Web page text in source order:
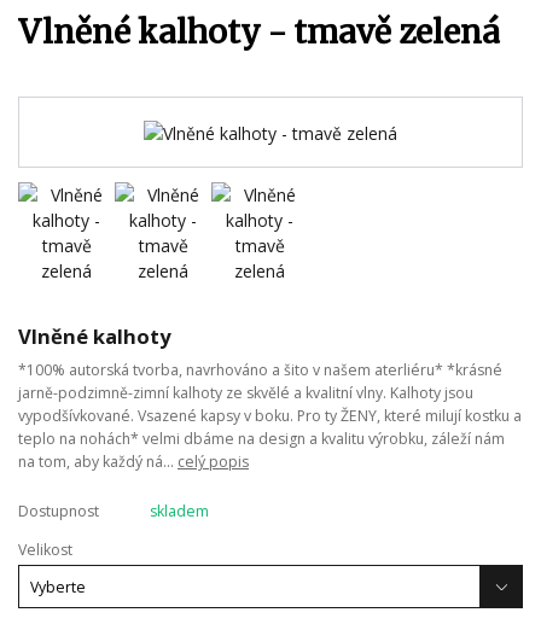
Vlněné kalhoty - tmavě zelená
Vlněné kalhoty
*100% autorská tvorba, navrhováno a šito v našem aterliéru* *krásné
jarně-podzimně-zimní kalhoty ze skvělé a kvalitní vlny. Kalhoty jsou
vypodšívkované. Vsazené kapsy v boku. Pro ty ŽENY, které milují kostku a
teplo na nohách* velmi dbáme na design a kvalitu výrobku, záleží nám
na tom, aby každý ná... celý popis
Dostupnost
skladem
Velikost